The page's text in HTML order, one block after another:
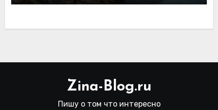
Zina-Blog.ru
Пишу о том что интересно